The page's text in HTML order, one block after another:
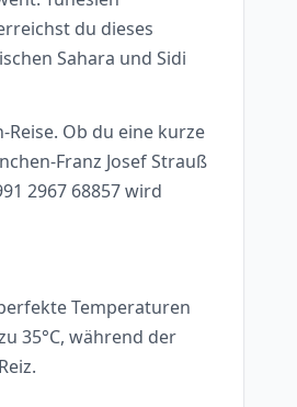
du dieses
Sahara und Sidi
Ob du eine kurze
Franz Josef Strauß
2967 68857 wird
Temperaturen
35°C, während der